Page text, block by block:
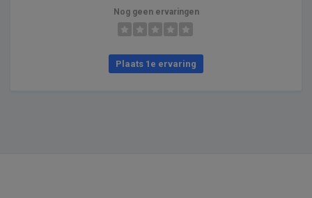
Nog geen ervaringen
Plaats 1e ervaring